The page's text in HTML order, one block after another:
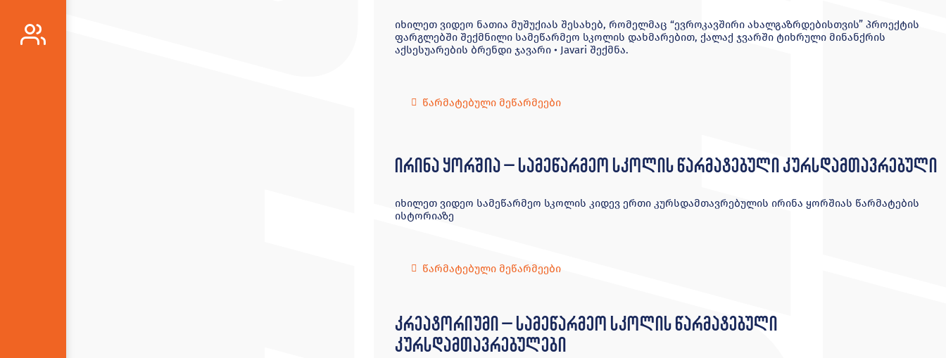
იხილეთ ვიდეო ნათია მუშუქიას შესახებ, რომელმაც “ევროკავშირი ახალგაზრდებისთვის” პროექტის
ფარგლებში შექმნილი სამეწარმეო სკოლის დახმარებით, ქალაქ ჯვარში ტიხრული მინანქრის
აქსესუარების ბრენდი ჯავარი • Javari შექმნა.
წარმატებული მეწარმეები
ირინა ყორშია – სამეწარმეო სკოლის წარმატებული კურსდამთავრებული
იხილეთ ვიდეო სამეწარმეო სკოლის კიდევ ერთი კურსდამთავრებულის ირინა ყორშიას წარმატების
ისტორიაზე
წარმატებული მეწარმეები
კრეატორიუმი – სამეწარმეო სკოლის წარმატებული
კურსდამთავრებულები